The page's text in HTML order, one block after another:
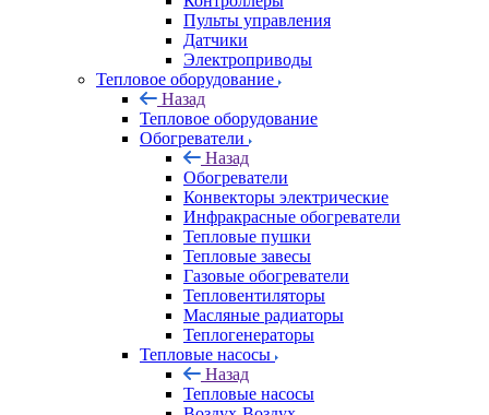
Пульты управления
Датчики
Электроприводы
Тепловое оборудование
Назад
Тепловое оборудование
Обогреватели
Назад
Обогреватели
Конвекторы электрические
Инфракрасные обогреватели
Тепловые пушки
Тепловые завесы
Газовые обогреватели
Тепловентиляторы
Масляные радиаторы
Теплогенераторы
Тепловые насосы
Назад
Тепловые насосы